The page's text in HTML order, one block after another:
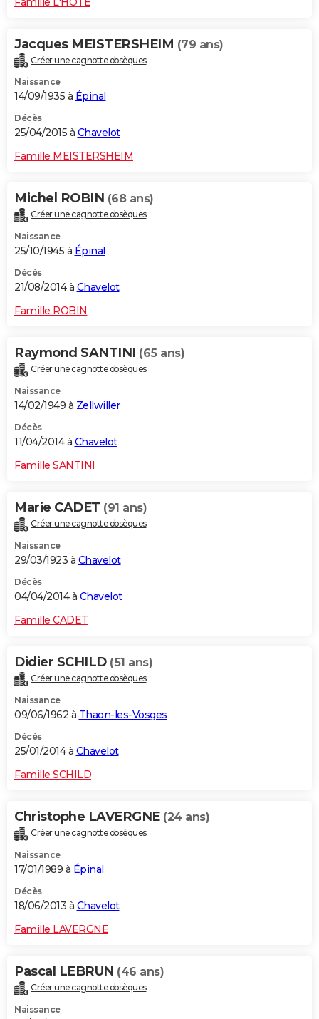
Jacques MEISTERSHEIM (79 ans)
Créer une cagnotte obsèques
Naissance
14/09/1935 à Épinal
Décès
25/04/2015 à Chavelot
Famille MEISTERSHEIM
Michel ROBIN (68 ans)
Créer une cagnotte obsèques
Naissance
25/10/1945 à Épinal
Décès
21/08/2014 à Chavelot
Famille ROBIN
Raymond SANTINI (65 ans)
Créer une cagnotte obsèques
Naissance
14/02/1949 à Zellwiller
Décès
11/04/2014 à Chavelot
Famille SANTINI
Marie CADET (91 ans)
Créer une cagnotte obsèques
Naissance
29/03/1923 à Chavelot
Décès
04/04/2014 à Chavelot
Famille CADET
Didier SCHILD (51 ans)
Créer une cagnotte obsèques
Naissance
09/06/1962 à Thaon-les-Vosges
Décès
25/01/2014 à Chavelot
Famille SCHILD
Christophe LAVERGNE (24 ans)
Créer une cagnotte obsèques
Naissance
17/01/1989 à Épinal
Décès
18/06/2013 à Chavelot
Famille LAVERGNE
Pascal LEBRUN (46 ans)
Créer une cagnotte obsèques
Naissance